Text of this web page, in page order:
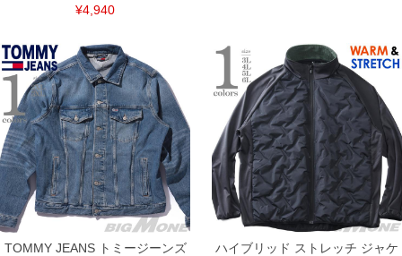
¥4,940
TOMMY JEANS トミージーンズ
ハイブリッド ストレッチ ジャケ